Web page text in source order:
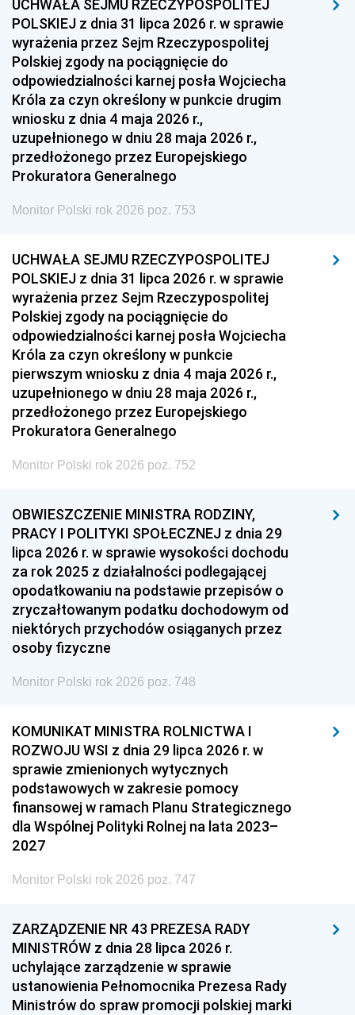
UCHWAŁA SEJMU RZECZYPOSPOLITEJ
POLSKIEJ z dnia 31 lipca 2026 r. w sprawie
wyrażenia przez Sejm Rzeczypospolitej
Polskiej zgody na pociągnięcie do
odpowiedzialności karnej posła Wojciecha
Króla za czyn określony w punkcie drugim
wniosku z dnia 4 maja 2026 r.,
uzupełnionego w dniu 28 maja 2026 r.,
przedłożonego przez Europejskiego
Prokuratora Generalnego
Monitor Polski rok 2026 poz. 753
UCHWAŁA SEJMU RZECZYPOSPOLITEJ
POLSKIEJ z dnia 31 lipca 2026 r. w sprawie
wyrażenia przez Sejm Rzeczypospolitej
Polskiej zgody na pociągnięcie do
odpowiedzialności karnej posła Wojciecha
Króla za czyn określony w punkcie
pierwszym wniosku z dnia 4 maja 2026 r.,
uzupełnionego w dniu 28 maja 2026 r.,
przedłożonego przez Europejskiego
Prokuratora Generalnego
Monitor Polski rok 2026 poz. 752
OBWIESZCZENIE MINISTRA RODZINY,
PRACY I POLITYKI SPOŁECZNEJ z dnia 29
lipca 2026 r. w sprawie wysokości dochodu
za rok 2025 z działalności podlegającej
opodatkowaniu na podstawie przepisów o
zryczałtowanym podatku dochodowym od
niektórych przychodów osiąganych przez
osoby fizyczne
Monitor Polski rok 2026 poz. 748
KOMUNIKAT MINISTRA ROLNICTWA I
ROZWOJU WSI z dnia 29 lipca 2026 r. w
sprawie zmienionych wytycznych
podstawowych w zakresie pomocy
finansowej w ramach Planu Strategicznego
dla Wspólnej Polityki Rolnej na lata 2023–
2027
Monitor Polski rok 2026 poz. 747
ZARZĄDZENIE NR 43 PREZESA RADY
MINISTRÓW z dnia 28 lipca 2026 r.
uchylające zarządzenie w sprawie
ustanowienia Pełnomocnika Prezesa Rady
Ministrów do spraw promocji polskiej marki